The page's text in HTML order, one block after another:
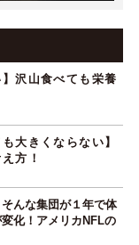
】沢山食べても栄養
大きくならない】
方！
そんな集団が１年で体
化！アメリカNFLの